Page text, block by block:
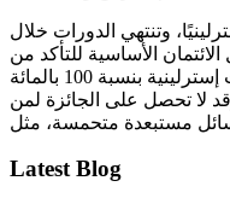
هو 29 جنيهًا إسترلينيًا، وتنتهي الدورات خلال
الأساسية للتأكد من
أن الدورات المجانية البالغة 10 جنيهات إسترلينية بنسبة 100 بالمائة
لا تحصل على الجائزة لمن
Latest Blog